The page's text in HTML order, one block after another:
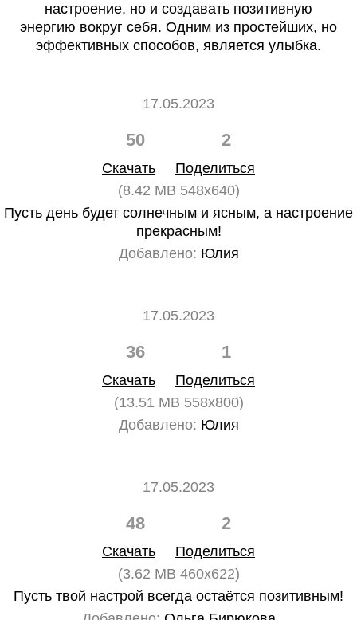
настроение, но и создавать позитивную
энергию вокруг себя. Одним из простейших, но
эффективных способов, является улыбка.
17.05.2023
50 2
Скачать
Поделиться
(8.42 MB 548x640)
Пусть день будет солнечным и ясным, а настроение
прекрасным!
Добавлено: Юлия
17.05.2023
36 1
Скачать
Поделиться
(13.51 MB 558x800)
Добавлено: Юлия
17.05.2023
48 2
Скачать
Поделиться
(3.62 MB 460x622)
Пусть твой настрой всегда остаётся позитивным!